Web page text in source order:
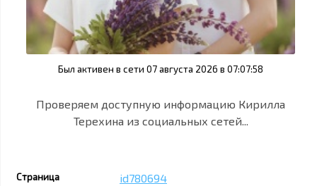
Был активен в сети 07 августа 2026 в 07:07:58
Проверяем доступную информацию Кирилла
Терехина из социальных сетей...
Страница
id780694